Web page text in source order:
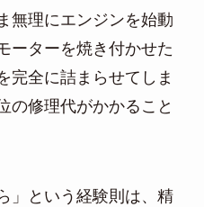
無理にエンジンを始動
ーターを焼き付かせた
完全に詰まらせてしま
の修理代がかかること
」という経験則は、精